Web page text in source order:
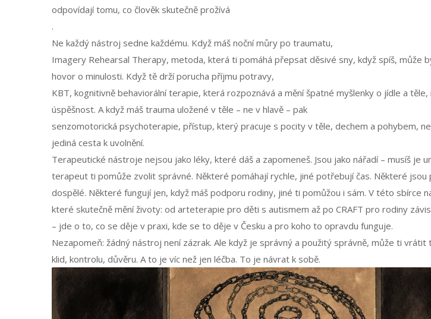
odpovídají tomu, co člověk skutečně prožívá
.
Ne každý nástroj sedne každému. Když máš noční můry po traumatu,
Imagery Rehearsal Therapy, metoda, která ti pomáhá přepsat děsivé sny, když spíš, může
hovor o minulosti. Když tě drží porucha příjmu potravy,
KBT, kognitivně behaviorální terapie, která rozpoznává a mění špatné myšlenky o jídle a těle,
úspěšnost. A když máš trauma uložené v těle – ne v hlavě – pak
senzomotorická psychoterapie, přístup, který pracuje s pocity v těle, dechem a pohybem,
jediná cesta k uvolnění.
Terapeutické nástroje nejsou jako léky, které dáš a zapomeneš. Jsou jako nářadí – musíš je
terapeut ti pomůže zvolit správné. Některé pomáhají rychle, jiné potřebují čas. Některé jsou
dospělé. Některé fungují jen, když máš podporu rodiny, jiné ti pomůžou i sám. V této sbírce
které skutečně mění životy: od arteterapie pro děti s autismem až po CRAFT pro rodiny
– jde o to, co se děje v praxi, kde se to děje v Česku a pro koho to opravdu funguje.
Nezapomeň: žádný nástroj není zázrak. Ale když je správný a použitý správně, může ti vrátit
klid, kontrolu, důvěru. A to je víc než jen léčba. To je návrat k sobě.